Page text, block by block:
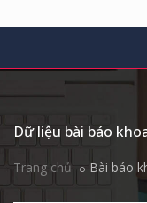
Dữ liệu bài báo
Trang chủ Bài báo